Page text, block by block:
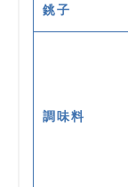
銚子
調味料